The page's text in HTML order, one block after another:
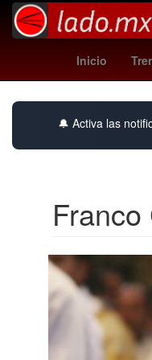
Inicio
Germán
🔔 Activa las